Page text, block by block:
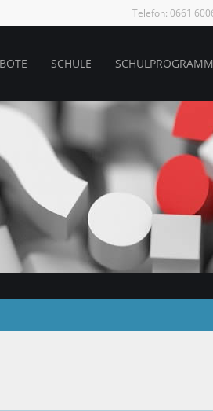
Telefon: 0661
SCHULE SCHULPROGRAMM